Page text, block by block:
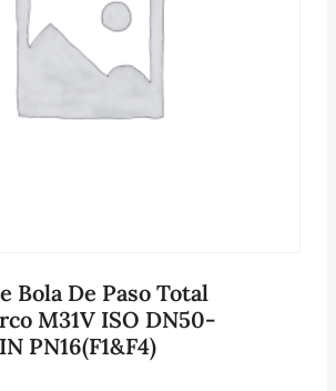
Bola De Paso Total
M31V ISO DN50-
PN16(F1&F4)